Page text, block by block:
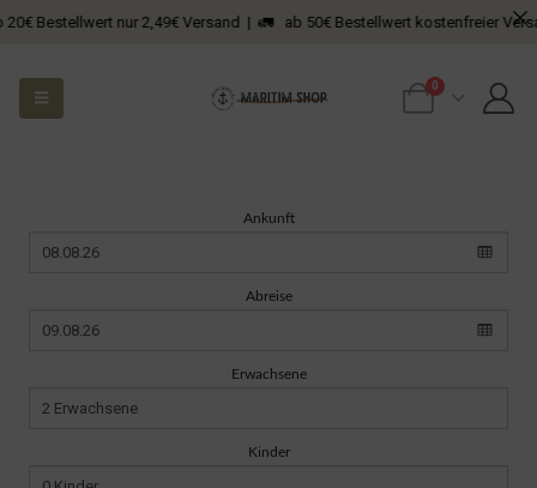
nur 2,49€ Versand | 🚛 ab 50€ Bestellwert kostenfreier Versand
0
Ankunft
Abreise
Erwachsene
Kinder